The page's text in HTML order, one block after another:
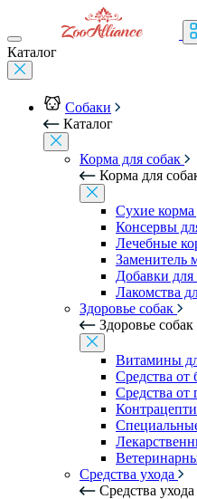
Каталог
Собаки
Каталог
Корма для собак
Корма для
Сухие корма
Консервы
Лечебные
Заменитель
Добавки для
Лакомства
Здоровье собак
Здоровье собак
Витамины
Средства от
Средства от
Средства ухода
Средства ухода